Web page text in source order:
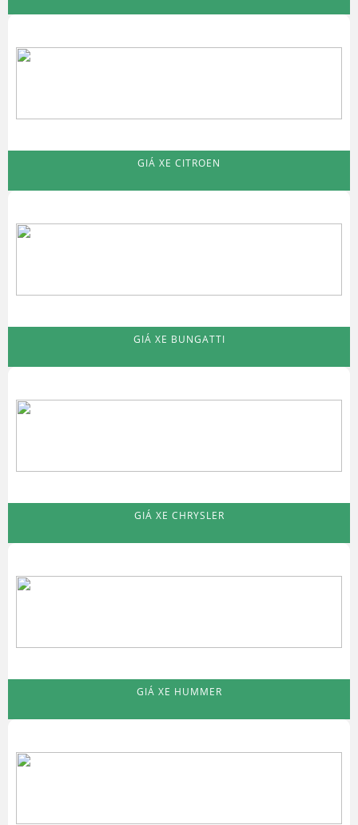
GIÁ XE CITROEN
GIÁ XE BUNGATTI
GIÁ XE CHRYSLER
GIÁ XE HUMMER